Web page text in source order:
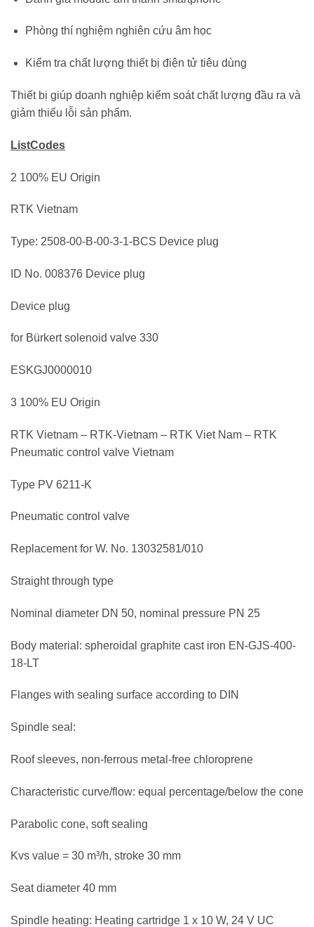
Phòng thí nghiệm nghiên cứu âm học
Kiểm tra chất lượng thiết bị điện tử tiêu dùng
Thiết bị giúp doanh nghiệp kiểm soát chất lượng đầu ra và
giảm thiểu lỗi sản phẩm.
ListCodes
2 100% EU Origin
RTK Vietnam
Type: 2508-00-B-00-3-1-BCS Device plug
ID No. 008376 Device plug
Device plug
for Bürkert solenoid valve 330
ESKGJ0000010
3 100% EU Origin
RTK Vietnam – RTK-Vietnam – RTK Viet Nam – RTK
Pneumatic control valve Vietnam
Type PV 6211-K
Pneumatic control valve
Replacement for W. No. 13032581/010
Straight through type
Nominal diameter DN 50, nominal pressure PN 25
Body material: spheroidal graphite cast iron EN-GJS-400-
18-LT
Flanges with sealing surface according to DIN
Spindle seal:
Roof sleeves, non-ferrous metal-free chloroprene
Characteristic curve/flow: equal percentage/below the cone
Parabolic cone, soft sealing
Kvs value = 30 m³/h, stroke 30 mm
Seat diameter 40 mm
Spindle heating: Heating cartridge 1 x 10 W, 24 V UC